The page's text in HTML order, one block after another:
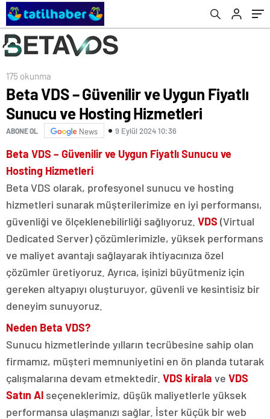
175 okunma
Beta VDS – Güvenilir ve Uygun Fiyatlı
Sunucu ve Hosting Hizmetleri
ABONE OL News 9 Eylül 2024 10:36
Beta VDS – Güvenilir ve Uygun Fiyatlı Sunucu ve
Hosting Hizmetleri
Beta VDS olarak, profesyonel sunucu ve hosting
hizmetleri sunarak müşterilerimize en iyi performansı,
güvenliği ve ölçeklenebilirliği sağlıyoruz. VDS (Virtual
Dedicated Server) çözümlerimizle, yüksek performans
ve maliyet avantajı sağlayarak ihtiyacınıza özel
çözümler üretiyoruz. Ayrıca, işinizi büyütmeniz için
gereken altyapıyı oluşturuyor, güvenli ve kesintisiz bir
deneyim sunuyoruz.
Neden Beta VDS?
Sunucu hizmetlerinde yılların tecrübesine sahip olan
firmamız, müşteri memnuniyetini en ön planda tutarak
çalışmalarına devam etmektedir. VDS kirala ve VDS
Satın Al seçeneklerimiz, düşük maliyetlerle yüksek
performansa ulaşmanızı sağlar. İster küçük bir web